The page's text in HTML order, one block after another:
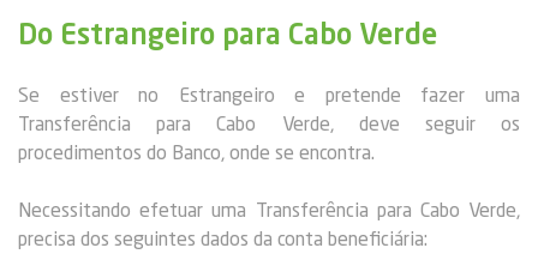
Do Estrangeiro para Cabo Verde
Se estiver no Estrangeiro e pretende fazer uma
Transferência para Cabo Verde, deve seguir os
procedimentos do Banco, onde se encontra.
Necessitando efetuar uma Transferência para Cabo Verde,
precisa dos seguintes dados da conta beneficiária: